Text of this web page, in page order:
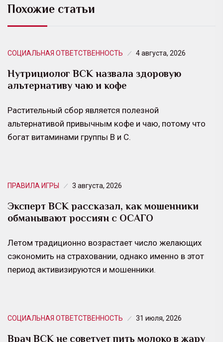
Похожие статьи
СОЦИАЛЬНАЯ ОТВЕТСТВЕННОСТЬ 4 августа, 2026
Нутрициолог ВСК назвала здоровую
альтернативу чаю и кофе
Растительный сбор является полезной
альтернативой привычным кофе и чаю, потому что
богат витаминами группы B и C.
ПРАВИЛА ИГРЫ 3 августа, 2026
Эксперт ВСК рассказал, как мошенники
обманывают россиян с ОСАГО
Летом традиционно возрастает число желающих
сэкономить на страховании, однако именно в этот
период активизируются и мошенники.
СОЦИАЛЬНАЯ ОТВЕТСТВЕННОСТЬ 31 июля, 2026
Врач ВСК не советует пить молоко в жару